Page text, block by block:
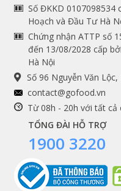
Gofood ra đời từ năm
thực phẩm nhập
tiêu dùng Việt. Sườn
được chế biến cắt thái
Dịch vụ cho khách
Miễn phí cắt thái,
gói theo yêu cầu;
Sẵn sàng tư vấn
Nhận gói quà biếu
đẳng cấp.
Hãy gọi ngay hệ thống
Gofood để đặt hàng và
Chính sách và quy
chung
Hướng dẫn đặt hàng
Cam kết chất lượng
DỊCH VỤ
Premium services
Số ĐKKD 0107098534
Hoạch và Đầu Tư Hà
Chứng nhận ATTP số
đến 13/08/2028 cấp
Hà Nội
Số 96 Nguyễn Văn
contact@gofood.vn
Từ 08h - 20h với tất cả
TỔNG ĐÀI HỖ TRỢ
1900 3220